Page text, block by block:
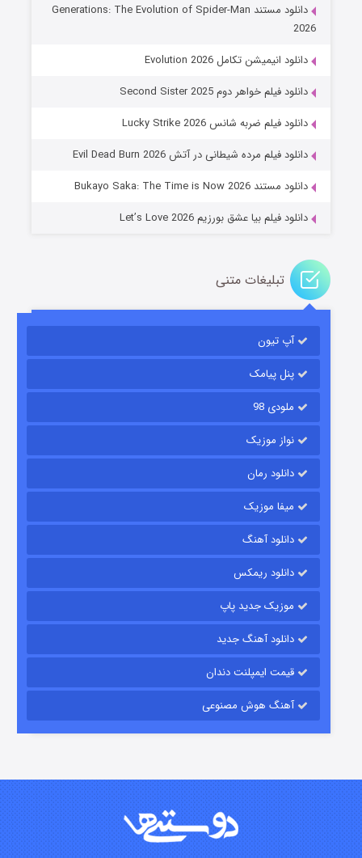
جادوگری در مغولستان
باب اسفنجی فصل ۱۷
قسمت۶ (زیرنویس) منتشر شد
قسمت۱۵ (دوبله) منتشر شد
زیرزمین
دانلود مستند Generations: The Evolution of Spider-Man
2026
دانلود انیمیشن تکامل Evolution 2026
دانلود فیلم خواهر دوم Second Sister 2025
دانلود فیلم ضربه شانس Lucky Strike 2026
دانلود فیلم مرده شیطانی در آتش Evil Dead Burn 2026
دانلود مستند Bukayo Saka: The Time is Now 2026
دانلود فیلم بیا عشق بورزیم Let’s Love 2026
تبلیغات متنی
آپ تیون
پنل پیامک
ملودی 98
نواز موزیک
دانلود رمان
میفا موزیک
دانلود آهنگ
دانلود ریمکس
موزیک جدید پاپ
دانلود آهنگ جدید
قیمت ایمپلنت دندان
آهنگ هوش مصنوعی